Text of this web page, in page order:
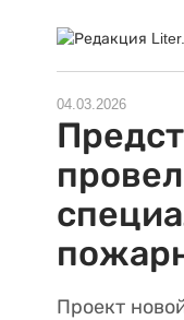
04.03.2026
Проект